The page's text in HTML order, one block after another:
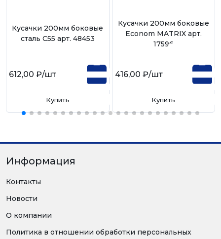
Кусачки 200мм боковые
сталь С55 арт. 48453
612,00 ₽/шт
Купить
Кусачки 200мм боковые
Econom MATRIX арт.
17596
416,00 ₽/шт
Купить
Информация
Контакты
Новости
О компании
Политика в отношении обработки персональных